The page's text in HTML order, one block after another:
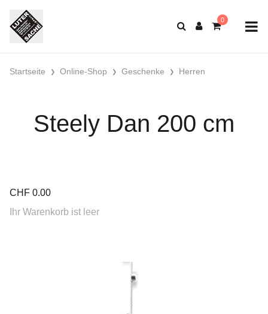
Startseite Online-Shop Geschenke Herren
Steely Dan 200 cm
CHF 0.00
Ihr Warenkorb ist leer